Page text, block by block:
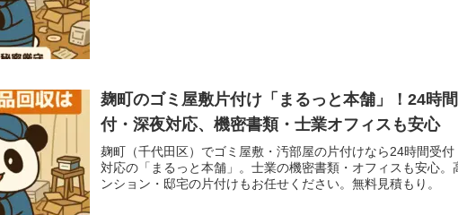
麹町のゴミ屋敷片付け「まるっと本舗」！24時
付・深夜対応、機密書類・士業オフィスも安心
麹町（千代田区）でゴミ屋敷・汚部屋の片付けなら24時間受付
対応の「まるっと本舗」。士業の機密書類・オフィスも安心。
ンション・邸宅の片付けもお任せください。無料見積もり。